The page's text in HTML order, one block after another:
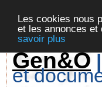
Les cookies nous
et les annonces
savoir plus
Gen&O
et